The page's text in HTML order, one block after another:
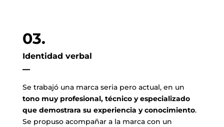
03.
Identidad verbal
–
Se trabajó una marca seria pero actual, en un
tono muy profesional, técnico y especializado
que demostrara su experiencia y conocimiento.
Se propuso acompañar a la marca con un